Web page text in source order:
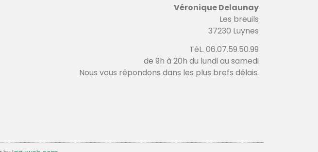
Véronique Delaunay
Les breuils
37230 Luynes
TéL. 06.07.59.50.99
de 9h à 20h du lundi au samedi
Nous vous répondons dans les plus brefs délais.